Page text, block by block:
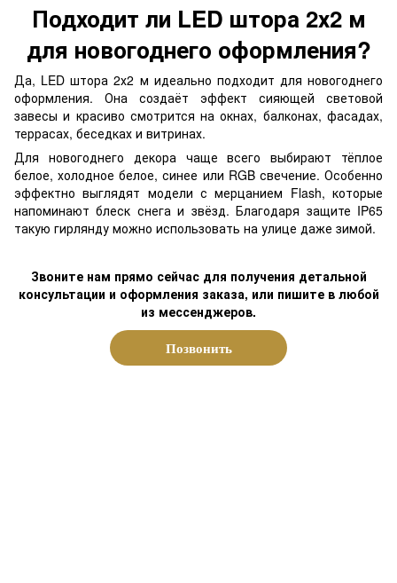
Подходит ли LED штора 2х2 м
для новогоднего оформления?
Да, LED штора 2х2 м идеально подходит для новогоднего
оформления. Она создаёт эффект сияющей световой
завесы и красиво смотрится на окнах, балконах, фасадах,
террасах, беседках и витринах.
Для новогоднего декора чаще всего выбирают тёплое
белое, холодное белое, синее или RGB свечение. Особенно
эффектно выглядят модели с мерцанием Flash, которые
напоминают блеск снега и звёзд. Благодаря защите IP65
такую гирлянду можно использовать на улице даже зимой.
Звоните нам прямо сейчас для получения детальной
консультации и оформления заказа, или пишите в любой
из мессенджеров.
Позвонить